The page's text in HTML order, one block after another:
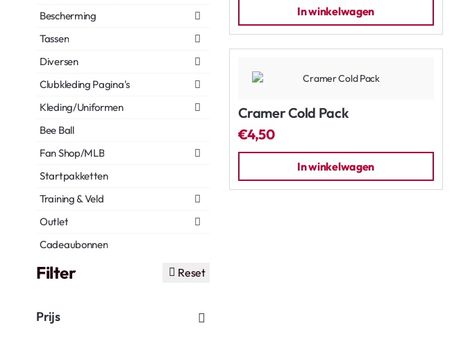
Bescherming
Tassen
Diversen
Clubkleding Pagina's
Kleding/Uniformen
Bee Ball
Fan Shop/MLB
Startpakketten
Training & Veld
Outlet
Cadeaubonnen
Filter Reset
Prijs
In winkelwagen
Cramer Cold Pack
€4,50
In winkelwagen